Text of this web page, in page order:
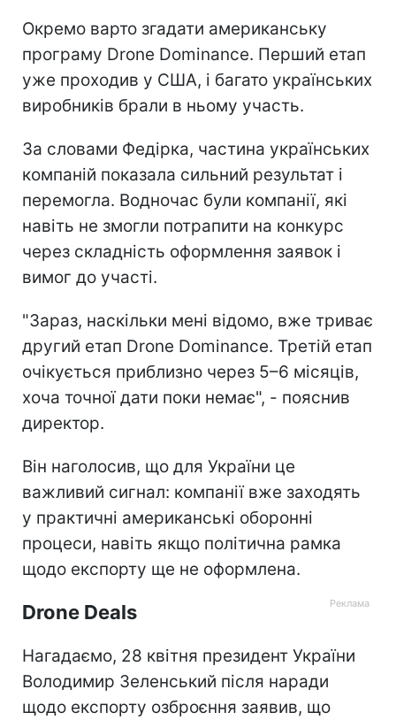
Окремо варто згадати американську
програму Drone Dominance. Перший етап
уже проходив у США, і багато українських
виробників брали в ньому участь.
За словами Федірка, частина українських
компаній показала сильний результат і
перемогла. Водночас були компанії, які
навіть не змогли потрапити на конкурс
через складність оформлення заявок і
вимог до участі.
"Зараз, наскільки мені відомо, вже триває
другий етап Drone Dominance. Третій етап
очікується приблизно через 5–6 місяців,
хоча точної дати поки немає", - пояснив
директор.
Він наголосив, що для України це
важливий сигнал: компанії вже заходять
у практичні американські оборонні
процеси, навіть якщо політична рамка
щодо експорту ще не оформлена.
Drone Deals
Нагадаємо, 28 квітня президент України
Володимир Зеленський після наради
щодо експорту озброєння заявив, що